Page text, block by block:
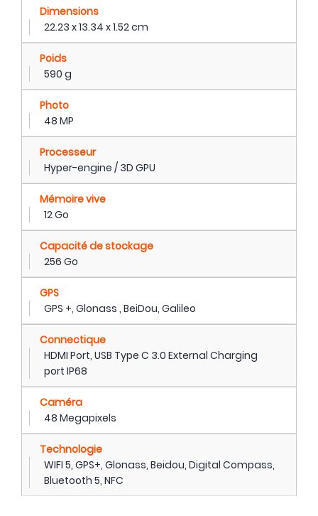
Dimensions
22.23 x 13.34 x 1.52 cm
Poids
590 g
Photo
48 MP
Processeur
Hyper-engine / 3D GPU
Mémoire vive
12 Go
Capacité de stockage
256 Go
GPS
GPS +, Glonass , BeiDou, Galileo
Connectique
HDMI Port, USB Type C 3.0 External Charging
port IP68
Caméra
48 Megapixels
Technologie
WIFI 5, GPS+, Glonass, Beidou, Digital Compass,
Bluetooth 5, NFC